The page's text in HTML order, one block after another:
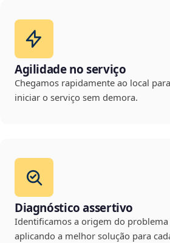
Agilidade no serviço
Chegamos rapidamente ao local
iniciar o serviço sem demora.
Diagnóstico assertivo
Identificamos a origem do problema
aplicando a melhor solução para